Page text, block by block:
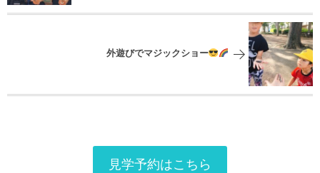
外遊びでマジックショー
見学予約はこちら